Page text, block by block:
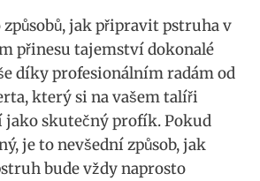
‍jak připravit pstruha v‍
přinesu tajemství dokonalé
díky profesionálním radám od
který ​si na vašem ‍talíři
skutečný‍ profík.​ Pokud
je to‌ nevšední způsob, jak⁣
bude ⁣vždy naprosto